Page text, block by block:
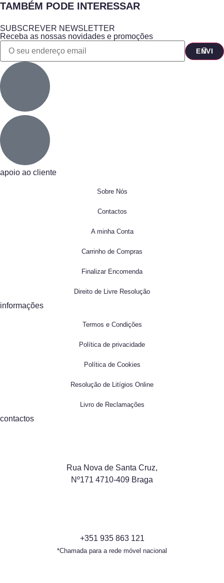
TAMBÉM PODE INTERESSAR
SUBSCREVER NEWSLETTER
Receba as nossas novidades e promoções
apoio ao cliente
Sobre Nós
Contactos
A minha Conta
Carrinho de Compras
Finalizar Encomenda
Direito de Livre Resolução
informações
Termos e Condições
Política de privacidade
Política de Cookies
Resolução de Litígios Online
Livro de Reclamações
contactos
Rua Nova de Santa Cruz,
Nº171 4710-409 Braga
+351 935 863 121
*Chamada para a rede móvel nacional